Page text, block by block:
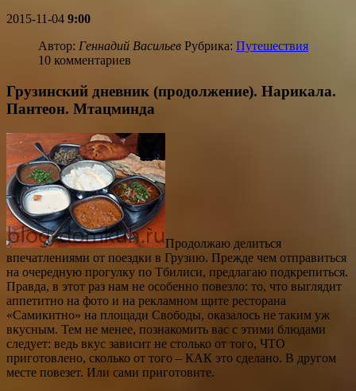
2015-11-04 9:00
Автор: Геннадий Васильев Рубрика: Путешествия
10 комментариев
Грузинский дневник (продолжение). Нарикала.
Пантеон. Мтацминда
Продолжаю делиться
впечатлениями от поездки в Грузию. Прежде чем отправиться
на очередную прогулку по Тбилиси, предлагаю подкрепиться.
Правда, в этот раз нам не особенно повезло: то, что выглядит
аппетитно на фото и на рекламном щите ресторана
«Самикитно» на площади Свободы, оказалось не таким уж
вкусным. Тем не менее, познакомить вас с этими блюдами
следует: ведь вкус зависит не столько от того, ЧТО
приготовлено, сколько от того – КАК это сделано. В другом
месте повезет. Или сами приготовите.